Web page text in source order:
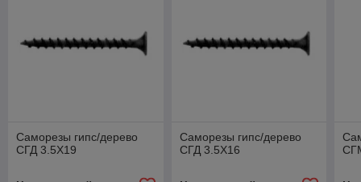
Саморезы гипс/дерево
СГД 3.5Х19
Саморезы гипс/дерево
СГД 3.5Х16